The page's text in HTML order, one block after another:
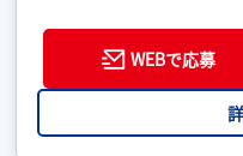
WEBで応募